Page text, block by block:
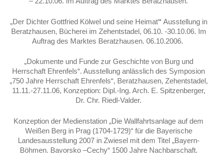
„Der Dichter Gottfried Kölwel und seine Heimat“ Ausstellung in
Beratzhausen, Bücherei im Zehentstadel, 06.10. -30.10.06. Im
Auftrag des Marktes Beratzhausen. 06.10.2006.
„Dokumente und Funde zur Geschichte von Burg und
Herrschaft Ehrenfels“. Ausstellung anlässlich des Symposion
„750 Jahre Herrschaft Ehrenfels“, Beratzhausen, Zehentstadel,
11.11.-27.11.06, Konzeption: Dipl.-Ing. Arch. E. Spitzenberger,
Dr. Chr. Riedl-Valder.
Konzeption der Medienstation „Die Wallfahrtsanlage auf dem
Weißen Berg in Prag (1704-1729)“ für die Bayerische
Landesausstellung 2007 in Zwiesel mit dem Titel „Bayern-
Böhmen. Bavorsko –Cechy“ 1500 Jahre Nachbarschaft.